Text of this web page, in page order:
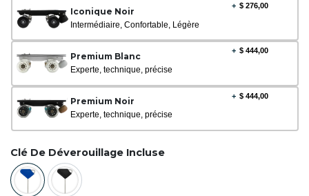
Iconique Noir
Intermédiaire, Confortable, Légère
+ $ 276,00
Premium Blanc
Experte, technique, précise
+ $ 444,00
Premium Noir
Experte, technique, précise
+ $ 444,00
Clé De Déverouillage Incluse